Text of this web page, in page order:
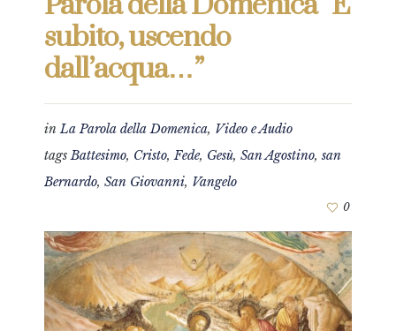
subito, uscendo
dall’acqua…”
inLa Parola della Domenica, Video e Audio
tagsBattesimo, Cristo,Fede, Gesù, San Agostino,san
Bernardo, San Giovanni, Vangelo
0